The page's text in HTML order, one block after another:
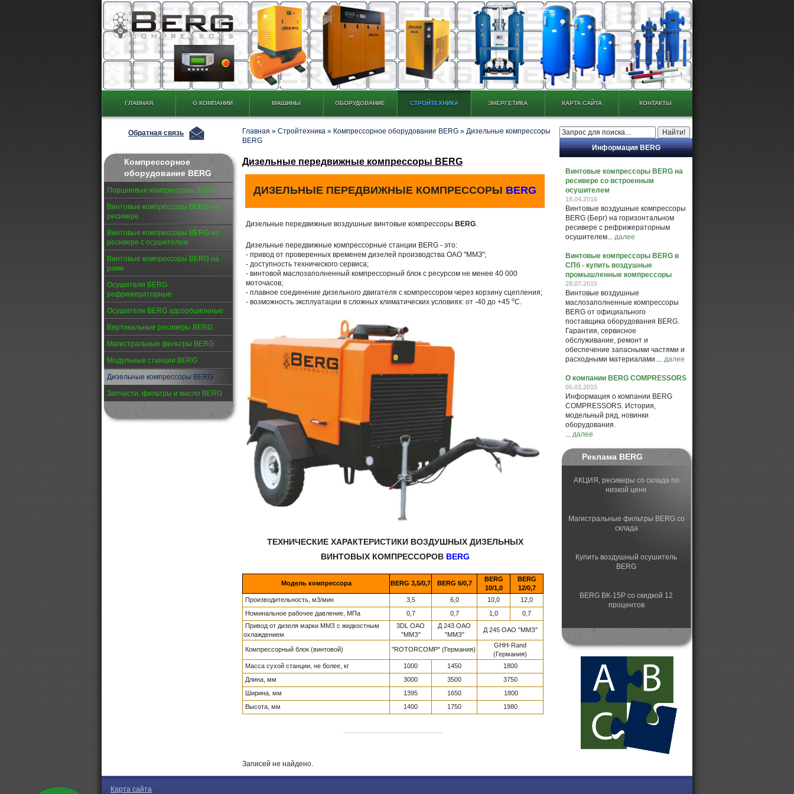
ГЛАВНАЯ О КОМПАНИИ МАШИНЫ ОБОРУДОВАНИЕ СТРОЙТЕХНИКА ЭНЕРГЕТИКА КАРТА САЙТА КОНТАКТЫ
Обратная связь
Компрессорное
оборудование BERG
Поршневые компрессоры BERG
Винтовые компрессоры BERG на
ресивере
Винтовые компрессоры BERG на
ресивере с осушителем
Винтовые компрессоры BERG на
раме
Осушители BERG
рефрижераторные
Осушители BERG адсорбционные
Вертикальные ресиверы BERG
Магистральные фильтры BERG
Модульные станции BERG
Дизельные компрессоры BERG
Запчасти, фильтры и масло BERG
Главная » Стройтехника » Компрессорное оборудование BERG » Дизельные компрессоры
BERG
Дизельные передвижные компрессоры BERG
ДИЗЕЛЬНЫЕ ПЕРЕДВИЖНЫЕ КОМПРЕССОРЫ BERG
Дизельные передвижные воздушные винтовые компрессоры BERG
Дизельные передвижные компрессорные станции BERG - это:
- привод от проверенных временем дизелей производства ОАО "ММЗ";
- доступность технического сервиса;
- винтовой маслозаполненный компрессорный блок с ресурсом не менее 40 000
моточасов;
- плавное соединение дизельного двигателя с компрессором через корзину сцепления;
- возможность эксплуатации в сложных климатических условиях: от -40 до +45 oС.
ТЕХНИЧЕСКИЕ ХАРАКТЕРИСТИКИ ВОЗДУШНЫХ ДИЗЕЛЬНЫХ
ВИНТОВЫХ КОМПРЕССОРОВ BERG
Модель компрессора BERG 3,5/0,7 BERG 6/0,7
BERG
10/1,0
BERG
12/0,7
Производительность, м3/мин
3,5 6,0 10,0
12,0
Номинальное рабочее давление, МПа
0,7 0,7 1,0
0,7
Привод от дизеля марки ММЗ с жидкостным
охлаждением
3DL ОАО
"ММЗ"
Д 243 ОАО
"ММЗ"
Д 245 ОАО "ММЗ"
Компрессорный блок (винтовой) "ROTORCOMP" (Германия)
GHH-Rand
(Германия)
Масса сухой станции, не более, кг
1000 1450
1800
Длина, мм
3000 3500
3750
Ширина, мм
1395 1650
1800
Высота, мм
1400 1750 1980
Записей не найдено.
Информация BERG
Винтовые компрессоры BERG на
ресивере со встроенным
осушителем
18.04.2016
Винтовые воздушные компрессоры
BERG (Берг) на горизонтальном
ресивере с рефрижераторным
осушителем... далее
Винтовые компрессоры BERG в
СПб - купить воздушные
промышленные компрессоры
28.07.2015
Винтовые воздушные
маслозаполненные компрессоры
BERG от официального
поставщика оборудования BERG.
Гарантия, сервисное
обслуживание, ремонт и
обеспечение запасными частями и
расходными материалами.... далее
О компании BERG COMPRESSORS
05.03.2015
Информация о компании BERG
COMPRESSORS. История,
модельный ряд, новинки
оборудования.
далее
Реклама BERG
АКЦИЯ, ресиверы со склада по
низкой цене
Магистральные фильтры BERG со
склада
Купить воздушный осушитель
BERG
BERG ВК-15Р со скидкой 12
процентов
Карта сайта